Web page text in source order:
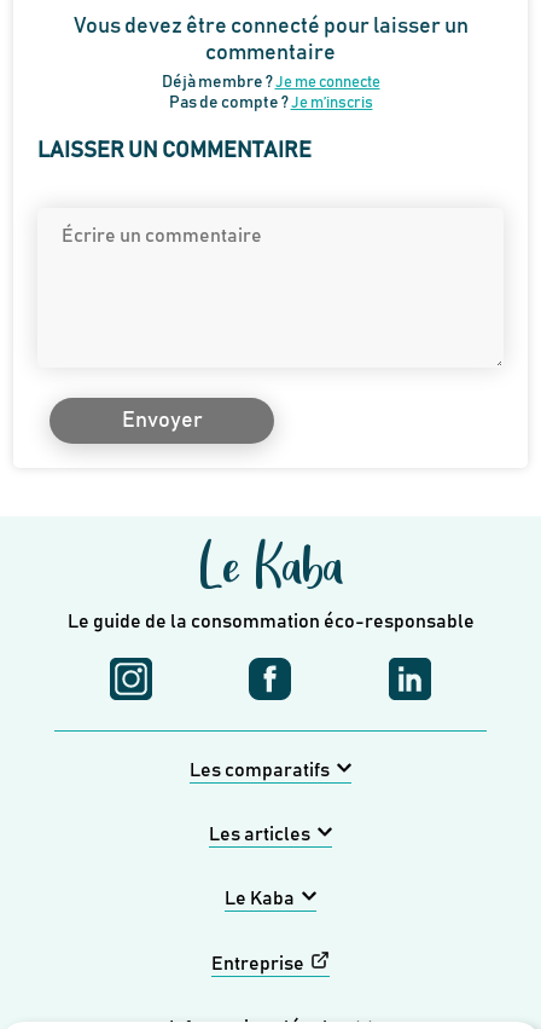
Vous devez être connecté pour laisser un
commentaire
Déjà membre ?Je me connecte
Pas de compte ?Je m’inscris
LAISSER UN COMMENTAIRE
Envoyer
Le Kaba
Le guide de la consommation éco-responsable
Les comparatifs
Les articles
Le Kaba
Entreprise